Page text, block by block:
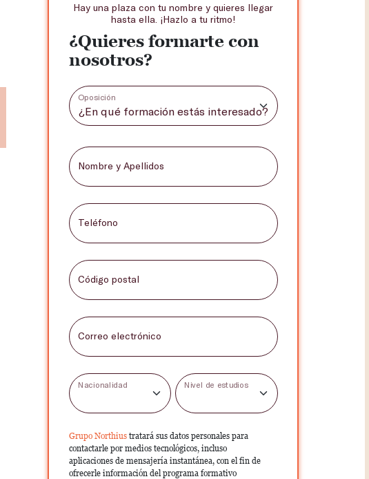
Hay una plaza con tu nombre y quieres llegar
hasta ella. ¡Hazlo a tu ritmo!
¿Quieres formarte con
nosotros?
Oposición
Nombre y Apellidos
Teléfono
Código postal
Correo electrónico
Nacionalidad Nivel de estudios
Grupo Northius tratará sus datos personales para
contactarle por medios tecnológicos, incluso
aplicaciones de mensajería instantánea, con el fin de
ofrecerle información del programa formativo